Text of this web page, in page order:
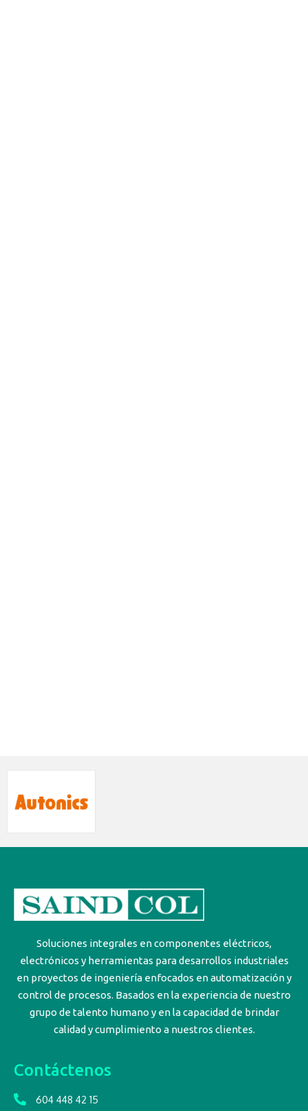
Soluciones integrales en componentes eléctricos,
electrónicos y herramientas para desarrollos industriales
en proyectos de ingeniería enfocados en automatización y
control de procesos. Basados en la experiencia de nuestro
grupo de talento humano y en la capacidad de brindar
calidad y cumplimiento a nuestros clientes.
Contáctenos
604 448 42 15